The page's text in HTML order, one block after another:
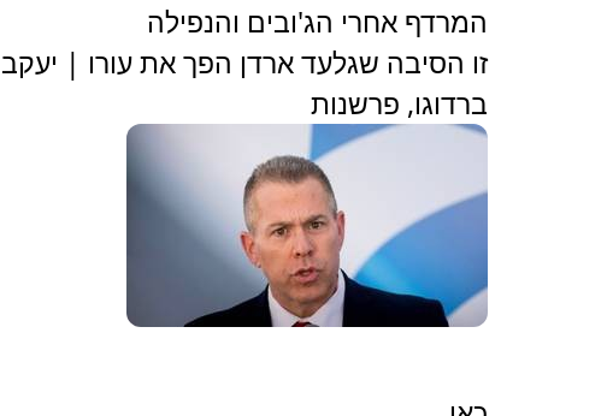
המרדף אחרי הג'ובים והנפילה
זו הסיבה שגלעד ארדן הפך את עורו | יעקב
ברדוגו, פרשנות